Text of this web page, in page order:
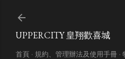
UPPERCITY 皇翔歡喜城
首頁 規約、管理辦法及使用手冊